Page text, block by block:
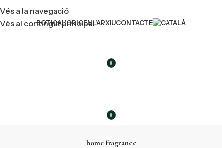
Vés a la navegació
Vés al contingut principal
BOTIGAL’ORIGENL’ARXIUCONTACTE
0
0
home fragrance